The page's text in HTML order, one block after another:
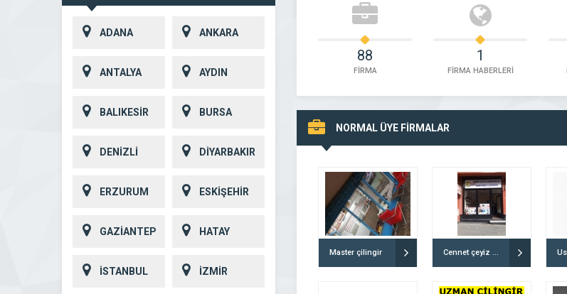
ADANA ANKARA
ANTALYA AYDIN
BALIKESİR BURSA
DENİZLİ DİYARBAKIR
ERZURUM ESKİŞEHİR
GAZİANTEP HATAY
İSTANBUL İZMİR
88
FİRMA
1
FİRMA HABERLERİ
NORMAL ÜYE FİRMALAR
Master çilingir Cennet çeyiz ve Anahtarcılık